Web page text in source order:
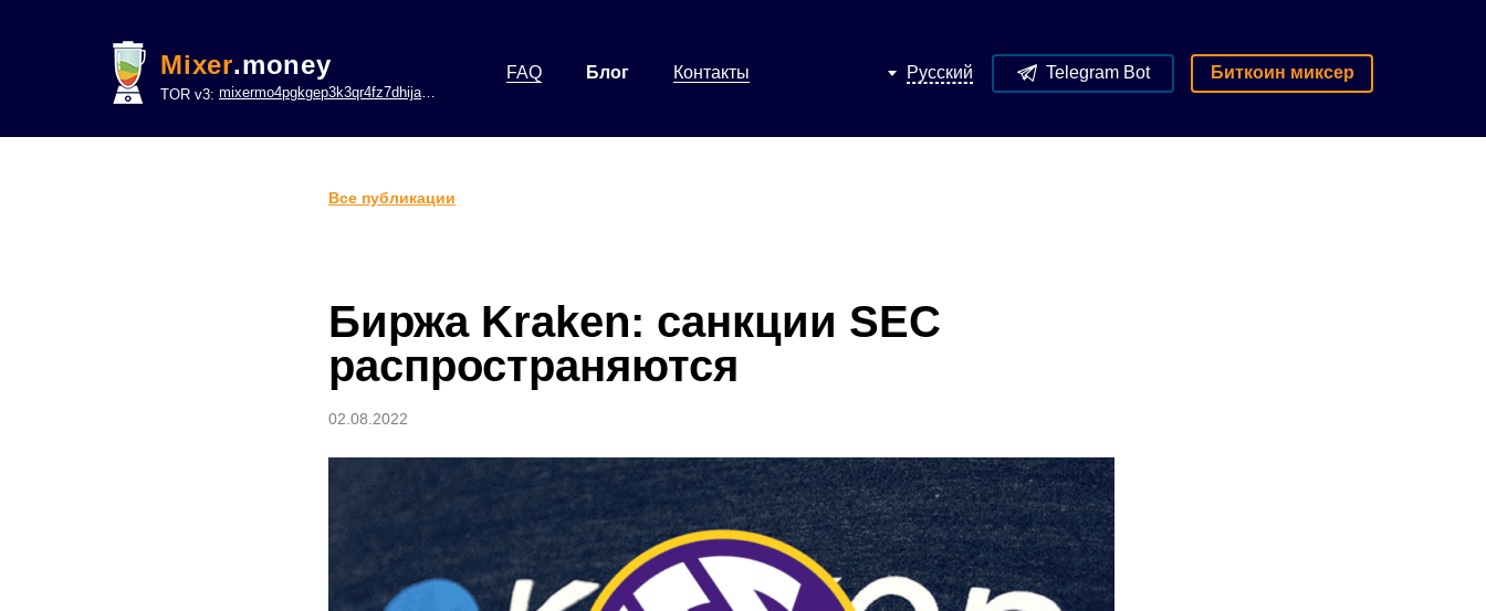
Mixer.money
TOR v3: mixermo4pgkgep3k3qr4fz7dhijavxnh6lwgu7gf5qeltpy4unjed2yd.onion
FAQ Блог Контакты Русский Telegram Bot Биткоин миксер
Все публикации
Биржа Kraken: санкции SEC
распространяются
02.08.2022